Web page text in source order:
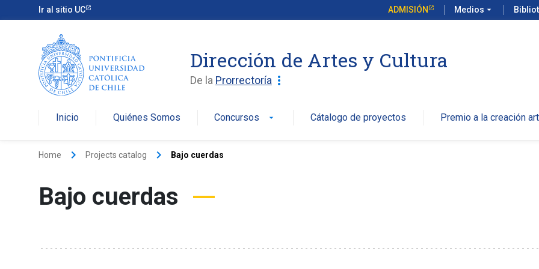
Ir al sitio UC ADMISIÓN Medios arrow_drop_down
Dirección de Artes y Cultura
De la Prorrectoría more_vert
Inicio Quiénes Somos Concursos arrow_drop_down Cátalogo de proyectos Premio a la creación
Home keyboard_arrow_right Projects catalog keyboard_arrow_right Bajo cuerdas
Bajo cuerdas